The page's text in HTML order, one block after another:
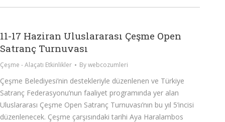
11-17 Haziran Uluslararası Çeşme Open
Satranç Turnuvası
Çeşme - Alaçatı Etkinlikler Bywebcozumleri
Çeşme Belediyesi’nin destekleriyle düzenlenen ve Türkiye
Satranç Federasyonu’nun faaliyet programında yer alan
Uluslararası Çeşme Open Satranç Turnuvası’nın bu yıl 5’incisi
düzenlenecek. Çeşme çarşısındaki tarihi Aya Haralambos